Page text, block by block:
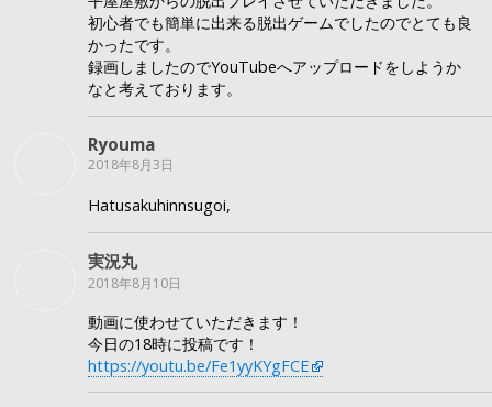
初心者でも簡単に出来る脱出ゲームでしたのでとても良
かったです。
録画しましたのでYouTubeへアップロードをしようか
なと考えております。
Ryouma
2018年8月3日
Hatusakuhinnsugoi,
実況丸
2018年8月10日
動画に使わせていただきます！
今日の18時に投稿です！
https://youtu.be/Fe1yyKYgFCE